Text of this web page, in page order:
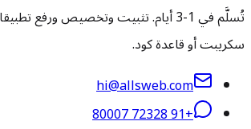
تُسلَّم في 1-3 أيام. تثبيت وتخصيص ورفع
سكريبت أو قاعدة كود.
hi@allsweb.com
+91 72328 80007